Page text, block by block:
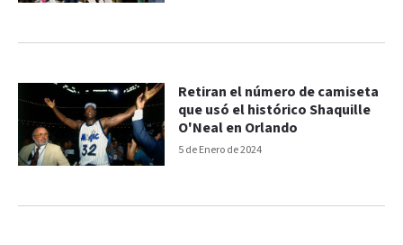
5 de Enero de 2024
Retiran el número de camiseta
que usó el histórico Shaquille
O'Neal en Orlando